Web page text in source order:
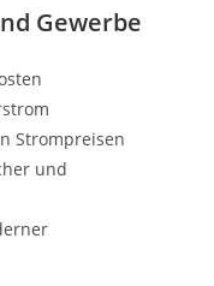
Gewerbe
Strompreisen
und